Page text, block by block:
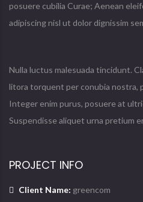
posuere cubilia Curae; Aenean
adipiscing nisl ut dolor dignissim
Nulla luctus malesuada tincidunt.
litora torquent per conubia nostra,
Integer enim purus, posuere at
Suspendisse aliquet urna pretium
PROJECT INFO
Client Name: greencom